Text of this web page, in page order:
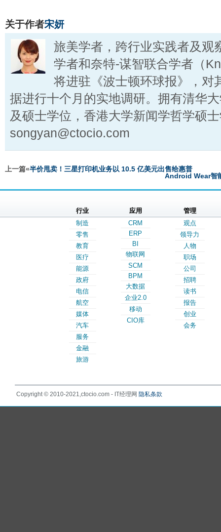
关于作者宋妍
旅美学者，跨行业实践者及观
学者和奈特-谋智联合学者（
将进驻《波士顿环球报》，对
据进行十个月的实地调研。拥有清华
及硕士学位，香港大学新闻学哲学硕
songyan@ctocio.com
上一篇«半价甩卖！三星打印机业务以 10.5 亿美元出售给惠普
Android Wear智
行业
制造
零售
教育
医疗
能源
政府
电信
航空
媒体
汽车
服务
金融
旅游
应用
CRM
ERP
BI
物联网
SCM
BPM
大数据
企业2.0
移动
CIO库
管理
观点
领导力
人物
职场
公司
招聘
读书
报告
创业
会务
Copyright © 2010-2021,ctocio.com - IT经理网 隐私条款